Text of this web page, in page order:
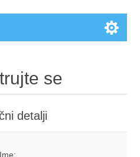
se
detalji
Ime: